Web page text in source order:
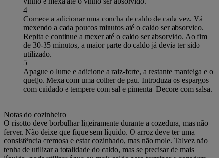
4
Comece a adicionar uma concha de caldo de cada vez. Vá
mexendo a cada poucos minutos até o caldo ser absorvido.
Repita e continue a mexer até o caldo ser absorvido. Ao fim
de 30-35 minutos, a maior parte do caldo já devia ter sido
utilizado.
5
Apague o lume e adicione a raiz-forte, a restante manteiga e o
queijo. Mexa com uma colher de pau. Introduza os espargos
com cuidado e tempere com sal e pimenta. Decore com salsa.
Notas do cozinheiro
O risotto deve borbulhar ligeiramente durante a cozedura, mas não
ferver. Não deixe que fique sem líquido. O arroz deve ter uma
consistência cremosa e estar cozinhado, mas não mole. Talvez não
tenha de utilizar a totalidade do caldo, mas se precisar de mais